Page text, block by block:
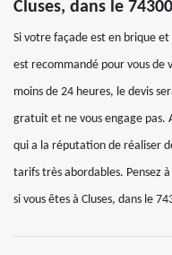
Cluses, dans le 74300
Si votre façade est en brique
est recommandé pour vous de
moins de 24 heures, le devis
gratuit et ne vous engage pas.
qui a la réputation de réaliser
tarifs très abordables. Pensez
si vous êtes à Cluses, dans le